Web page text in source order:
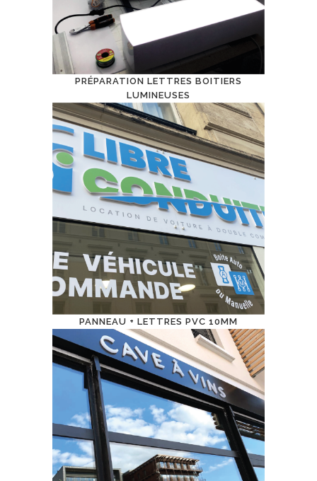
PRÉPARATION LETTRES BOITIERS
LUMINEUSES
PANNEAU + LETTRES PVC 10MM